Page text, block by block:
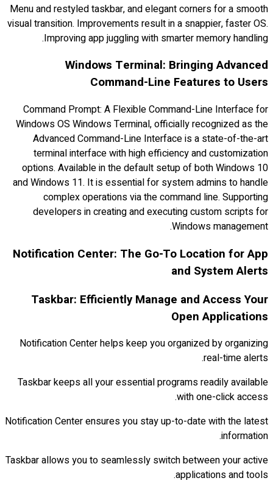
Menu and restyled taskbar, and elegant corners for a smooth
visual transition. Improvements result in a snappier, faster OS.
Improving app juggling with smarter memory handling.
Windows Terminal: Bringing Advanced
Command-Line Features to Users
Command Prompt: A Flexible Command-Line Interface for
Windows OS Windows Terminal, officially recognized as the
Advanced Command-Line Interface is a state-of-the-art
terminal interface with high efficiency and customization
options. Available in the default setup of both Windows 10
and Windows 11. It is essential for system admins to handle
complex operations via the command line. Supporting
developers in creating and executing custom scripts for
Windows management.
Notification Center: The Go-To Location for App
and System Alerts
Taskbar: Efficiently Manage and Access Your
Open Applications
Notification Center helps keep you organized by organizing
real-time alerts.
Taskbar keeps all your essential programs readily available
with one-click access.
Notification Center ensures you stay up-to-date with the latest
information.
Taskbar allows you to seamlessly switch between your active
applications and tools.